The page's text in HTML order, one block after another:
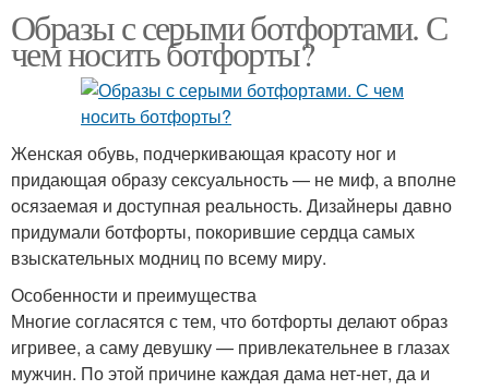
Образы с серыми ботфортами. С
чем носить ботфорты?
Женская обувь, подчеркивающая красоту ног и
придающая образу сексуальность — не миф, а вполне
осязаемая и доступная реальность. Дизайнеры давно
придумали ботфорты, покорившие сердца самых
взыскательных модниц по всему миру.
Особенности и преимущества
Многие согласятся с тем, что ботфорты делают образ
игривее, а саму девушку — привлекательнее в глазах
мужчин. По этой причине каждая дама нет-нет, да и